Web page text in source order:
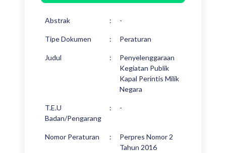
Abstrak : -
Tipe Dokumen : Peraturan
Judul :
Penyelenggaraan
Kegiatan Publik
Kapal Perintis Milik
Negara
T.E.U
Badan/Pengarang
: -
Nomor Peraturan :
Perpres Nomor 2
Tahun 2016